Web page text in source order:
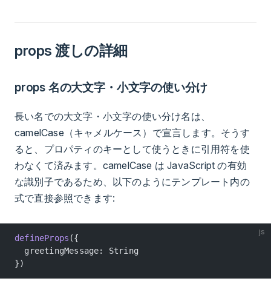
props 渡しの詳細
props 名の大文字・小文字の使い分け
長い名での大文字・小文字の使い分け名は、
camelCase（キャメルケース）で宣言します。そうす
ると、プロパティのキーとして使うときに引用符を使
わなくて済みます。camelCase は JavaScript の有効
な識別子であるため、以下のようにテンプレート内の
式で直接参照できます:
js
defineProps ({
  greetingMessage: String
})